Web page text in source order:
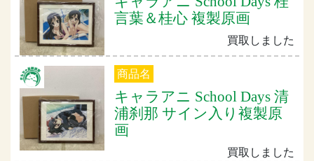
言葉＆桂心 複製原画
買取しました
商品名
キャラアニ School Days 清
浦刹那 サイン入り複製原
画
買取しました